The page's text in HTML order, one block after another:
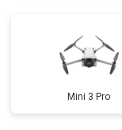
Mini 3 Pro